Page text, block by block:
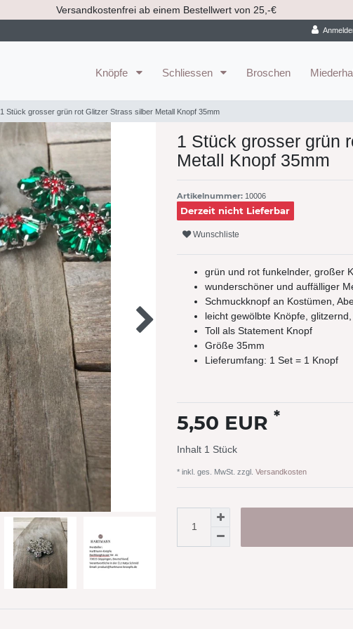
Versandkostenfrei ab einem Bestellwert von 25,-€
Knöpfe Schliessen Broschen
1 Stück grosser grün rot Glitzer Strass silber Metall Knopf 35mm
1 Stück grosser grün
Metall Knopf 35mm
Artikelnummer: 10006
Derzeit nicht Lieferbar
Wunschliste
grün und rot funkelnder, großer
wunderschöner und auffälliger
Schmuckknopf an Kostümen,
leicht gewölbte Knöpfe,
Toll als Statement Knopf
Größe 35mm
Lieferumfang: 1 Set = 1 Knopf
5,50 EUR *
Inhalt 1 Stück
* inkl. ges. MwSt. zzgl. Versandkosten